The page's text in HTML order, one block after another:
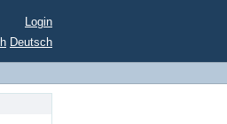
Login
Deutsch